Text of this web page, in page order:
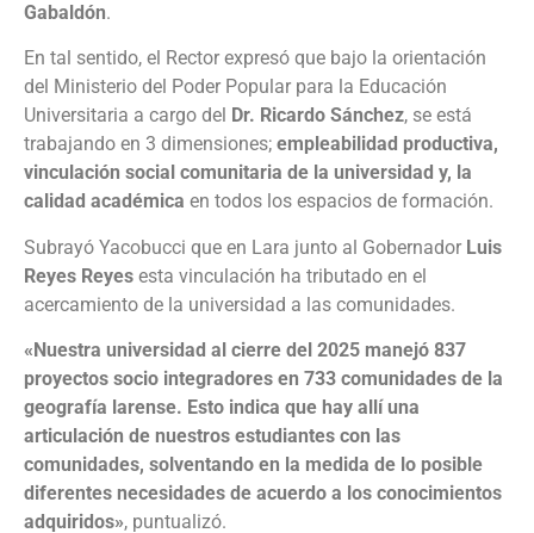
Gabaldón.
En tal sentido, el Rector expresó que bajo la orientación
del Ministerio del Poder Popular para la Educación
Universitaria a cargo del Dr. Ricardo Sánchez, se está
trabajando en 3 dimensiones; empleabilidad productiva,
vinculación social comunitaria de la universidad y, la
calidad académica en todos los espacios de formación.
Subrayó Yacobucci que en Lara junto al Gobernador Luis
Reyes Reyes esta vinculación ha tributado en el
acercamiento de la universidad a las comunidades.
«Nuestra universidad al cierre del 2025 manejó 837
proyectos socio integradores en 733 comunidades de la
geografía larense. Esto indica que hay allí una
articulación de nuestros estudiantes con las
comunidades, solventando en la medida de lo posible
diferentes necesidades de acuerdo a los conocimientos
adquiridos», puntualizó.